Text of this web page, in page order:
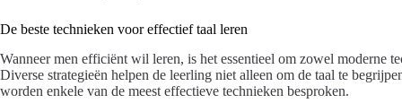
De beste technieken voor effectief taal leren
Wanneer men efficiënt wil leren, is het essentieel om zowel moderne
Diverse strategieën helpen de leerling niet alleen om de taal te
worden enkele van de meest effectieve technieken besproken.